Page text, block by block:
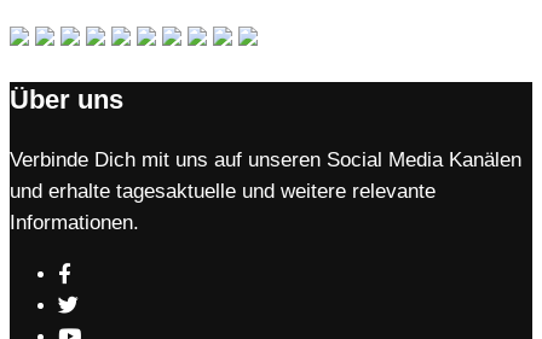
Über uns
Verbinde Dich mit uns auf unseren Social Media Kanälen
und erhalte tagesaktuelle und weitere relevante
Informationen.